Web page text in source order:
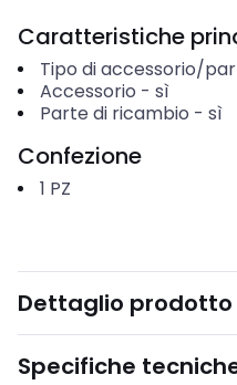
Caratteristiche
Tipo di accessorio/
Accessorio - sì
Parte di ricambio - sì
Confezione
1 PZ
Dettaglio prodotto
Specifiche